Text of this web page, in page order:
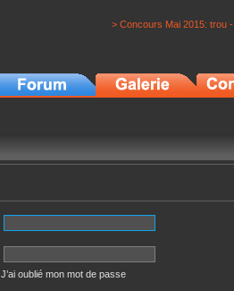
> Concours Mai 2015: trou
J’ai oublié mon mot de passe